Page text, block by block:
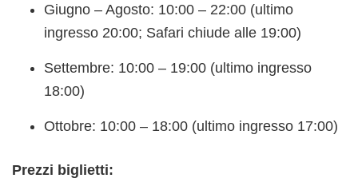
Giugno – Agosto: 10:00 – 22:00 (ultimo
ingresso 20:00; Safari chiude alle 19:00)
Settembre: 10:00 – 19:00 (ultimo ingresso
18:00)
Ottobre: 10:00 – 18:00 (ultimo ingresso 17:00)
Prezzi biglietti: